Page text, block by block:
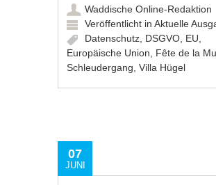
Waddische Online-Redaktion
Veröffentlicht inAktuelle
Datenschutz DSGVO EU
Europäische Union
Fête de la
Schleudergang ,Villa Hügel
07
JUNI